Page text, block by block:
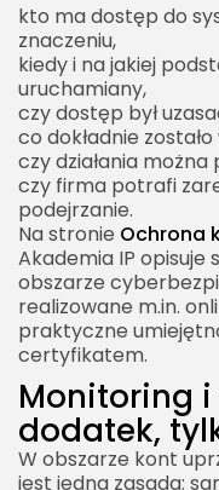
kto ma dostęp do
znaczeniu,
kiedy i na jakiej
uruchamiany,
czy dostęp był
co dokładnie
czy działania
czy firma potrafi
podejrzanie.
Na stronie Ochrona
Akademia IP opisuje
obszarze
realizowane m.in.
praktyczne
certyfikatem.
Monitoring
dodatek,
W obszarze kont
jest jedna zasada: